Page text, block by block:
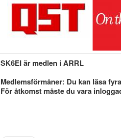
SK6EI är medlen i ARRL
Medlemsförmåner: Du kan läsa
För åtkomst måste du vara